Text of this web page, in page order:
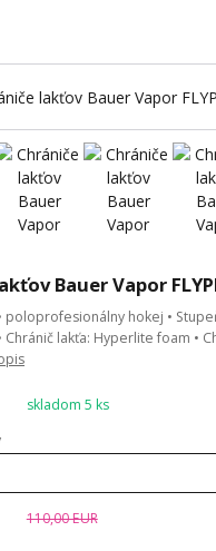
Bauer Vapor
poloprofesionálny hokej •
Chránič lakťa: Hyperlite foam •
skladom 5 ks
110,00 EUR